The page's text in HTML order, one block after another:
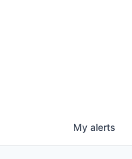
My alerts